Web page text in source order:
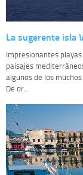
La sugerente isla
Impresionantes
paisajes
algunos de los
De or...